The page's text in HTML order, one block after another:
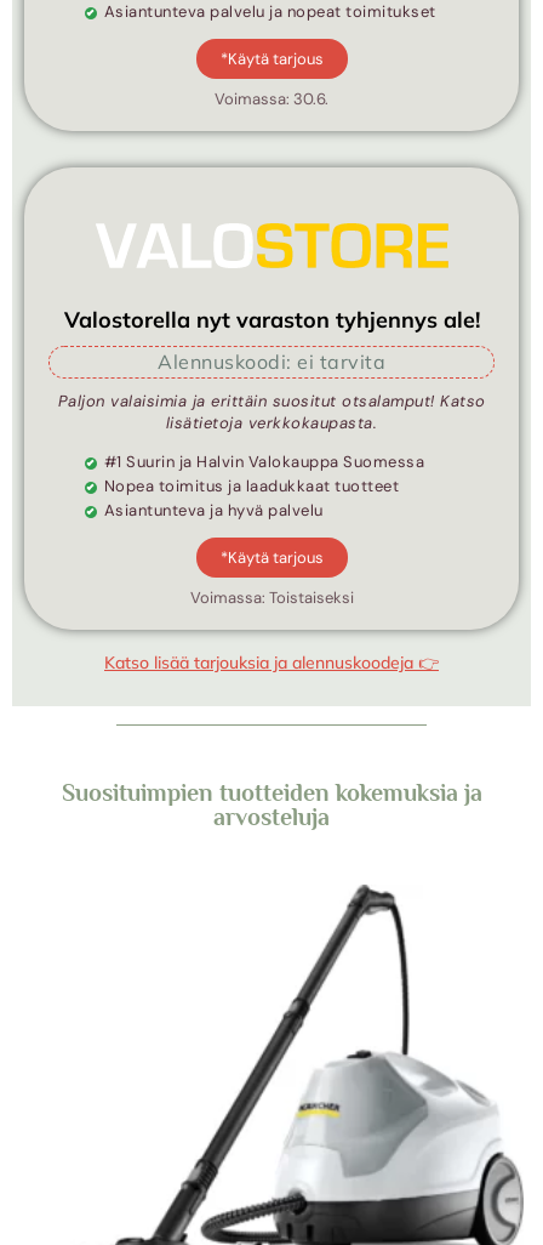
Asiantunteva palvelu ja nopeat toimitukset
*Käytä tarjous
Voimassa: 30.6.
Valostorella nyt varaston tyhjennys ale!
Alennuskoodi: ei tarvita
Paljon valaisimia ja erittäin suositut otsalamput! Katso
lisätietoja verkkokaupasta.
#1 Suurin ja Halvin Valokauppa Suomessa
Nopea toimitus ja laadukkaat tuotteet
Asiantunteva ja hyvä palvelu
*Käytä tarjous
Voimassa: Toistaiseksi
Katso lisää tarjouksia ja alennuskoodeja 👉
Suosituimpien tuotteiden kokemuksia ja
arvosteluja